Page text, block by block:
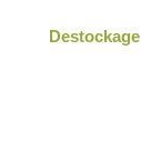
Destockage